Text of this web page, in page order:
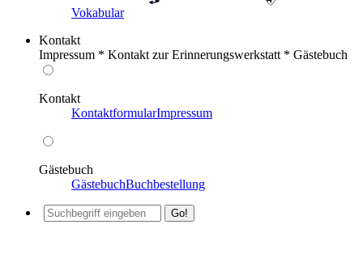
Vokabular
Kontakt
Impressum * Kontakt zur Erinnerungswerkstatt * Gästebuch
Kontakt
KontaktformularImpressum
Gästebuch
GästebuchBuchbestellung